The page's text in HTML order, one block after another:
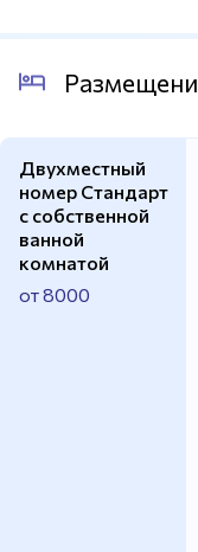
Двухместный
номер Стандарт
с собственной
ванной
комнатой
от 8000